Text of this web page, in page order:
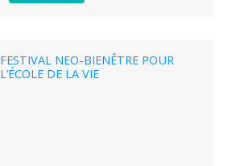
FESTIVAL NEO-BIENÊTRE POUR
L’ÉCOLE DE LA VIE